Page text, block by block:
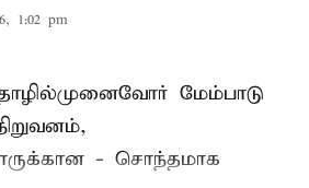
1:02 pm
மேம்பாடு
- சொந்தமாக